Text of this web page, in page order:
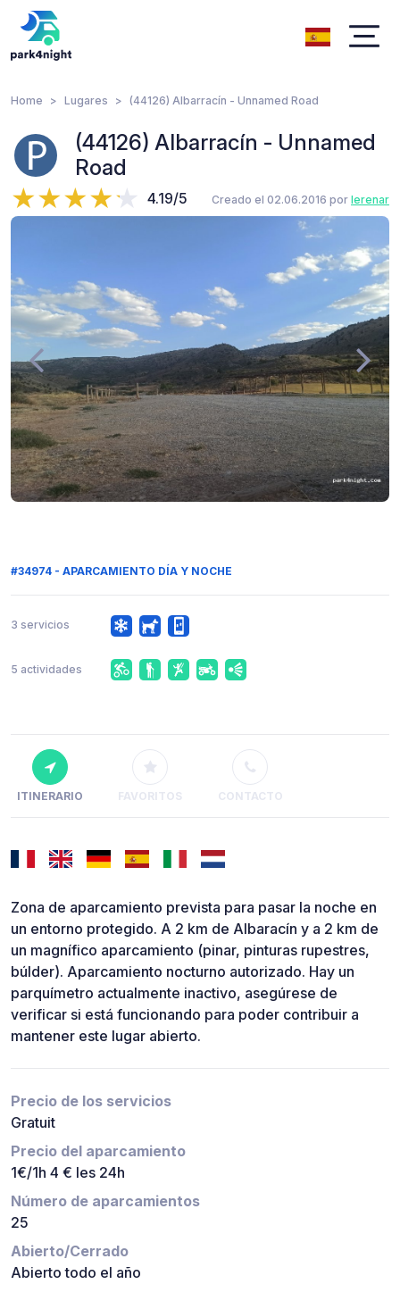
Home Lugares (44126) Albarracín - Unnamed Road
(44126) Albarracín - Unnamed
Road
4.19/5 Creado el 02.06.2016 por lerenar
#34974 - APARCAMIENTO DÍA Y NOCHE
3 servicios
5 actividades
ITINERARIO FAVORITOS CONTACTO
Zona de aparcamiento prevista para pasar la noche en
un entorno protegido. A 2 km de Albaracín y a 2 km de
un magnífico aparcamiento (pinar, pinturas rupestres,
búlder). Aparcamiento nocturno autorizado. Hay un
parquímetro actualmente inactivo, asegúrese de
verificar si está funcionando para poder contribuir a
mantener este lugar abierto.
Precio de los servicios
Gratuit
Precio del aparcamiento
1€/1h 4 € les 24h
Número de aparcamientos
25
Abierto/Cerrado
Abierto todo el año